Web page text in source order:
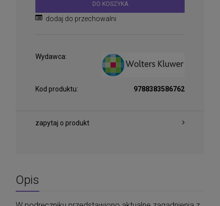
DO KOSZYKA
dodaj do przechowalni
Wydawca:
Kod produktu: 9788383586762
zapytaj o produkt
Opis